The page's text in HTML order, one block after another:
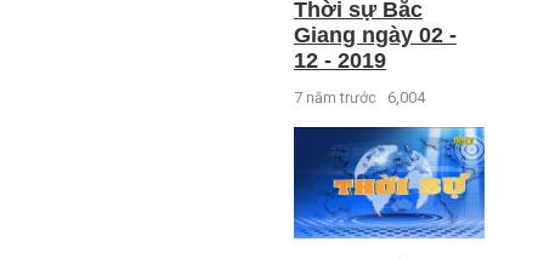
Thời sự Bắc
Giang ngày 02 -
12 - 2019
7 năm trước 6,004